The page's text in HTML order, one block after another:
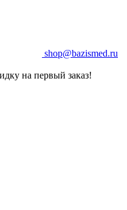
shop@bazismed.ru
на первый заказ!